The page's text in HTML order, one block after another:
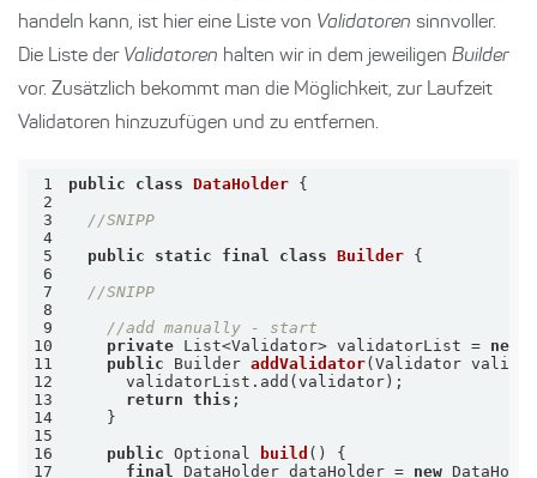
handeln kann, ist hier eine Liste von Validatoren sinnvoller.
Die Liste der Validatoren halten wir in dem jeweiligen Builder
vor. Zusätzlich bekommt man die Möglichkeit, zur Laufzeit
Validatoren hinzuzufügen und zu entfernen.
1 public class DataHolder
2
3
//SNIPP
4
5
public static final class Builder
6
7
//SNIPP
8
9
//add manually - start
10
private List<Validator> validatorList = new
11
public Builder addValidator(Validator
12
13
return this
14
15
16
public Optional build ()
17
final DataHolder dataHolder = new